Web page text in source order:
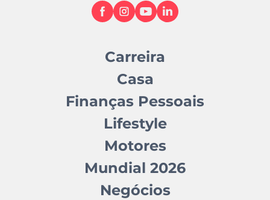
Carreira
Casa
Finanças Pessoais
Lifestyle
Motores
Mundial 2026
Negócios